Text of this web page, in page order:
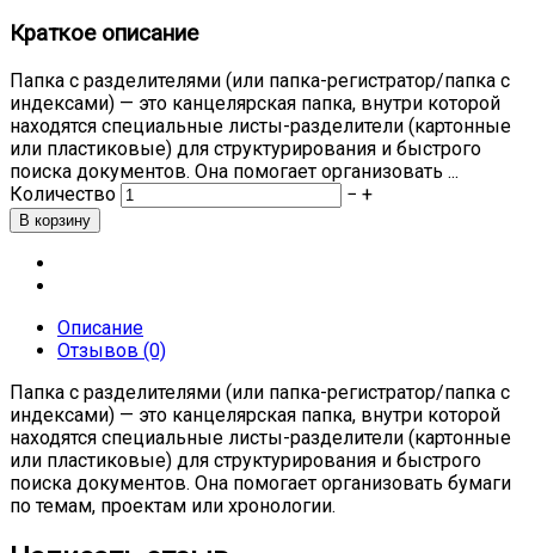
Краткое описание
Папка с разделителями (или папка-регистратор/папка с
индексами) — это канцелярская папка, внутри которой
находятся специальные листы-разделители (картонные
или пластиковые) для структурирования и быстрого
поиска документов. Она помогает организовать ...
Количество
− +
Описание
Отзывов (0)
Папка с разделителями (или папка-регистратор/папка с
индексами) — это канцелярская папка, внутри которой
находятся специальные листы-разделители (картонные
или пластиковые) для структурирования и быстрого
поиска документов. Она помогает организовать бумаги
по темам, проектам или хронологии.